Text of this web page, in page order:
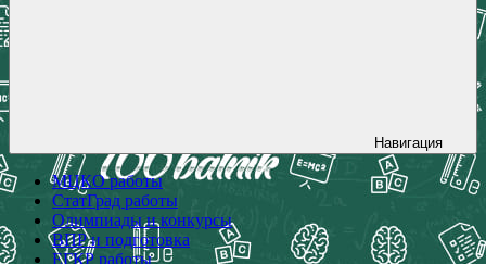
Навигация
МЦКО работы
СтатГрад работы
Олимпиады и конкурсы
ВПР и подготовка
ЕГКР работы